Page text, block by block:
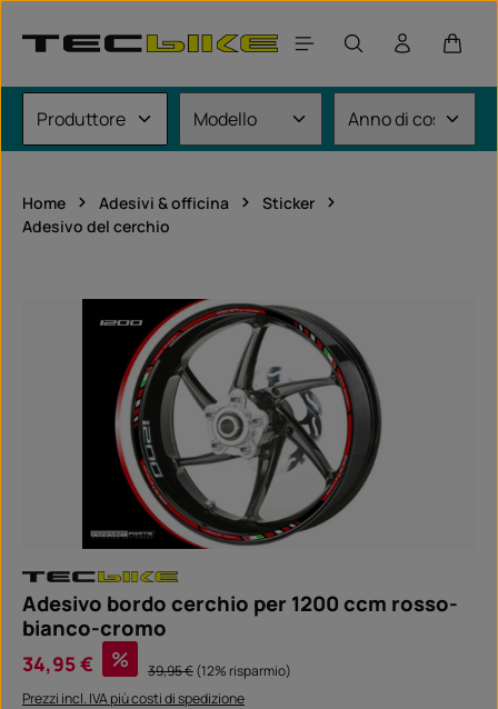
Il
Home Adesivi & officina
Sticker
Adesivo del cerchio
Salta la galleria di immagini
Adesivo bordo cerchio per 1200 ccm rosso-
bianco-cromo
Prezzo di vendita:
34,95 € % Prezzo normale:
39,95 €(12% risparmio)
Prezzi incl. IVA più costi di spedizione